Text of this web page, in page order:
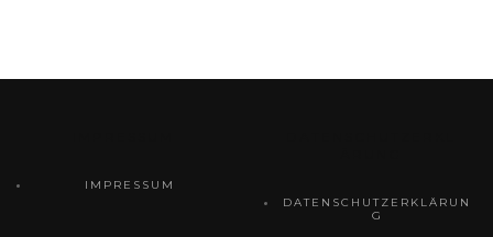
IMPRESSUM
DATENSCHUTZERKLÄRUN
G